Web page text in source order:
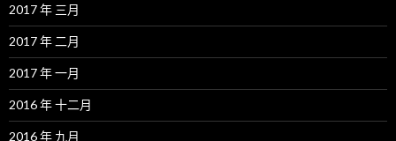
2017 年 三月
2017 年 二月
2017 年 一月
2016 年 十二月
2016 年 九月